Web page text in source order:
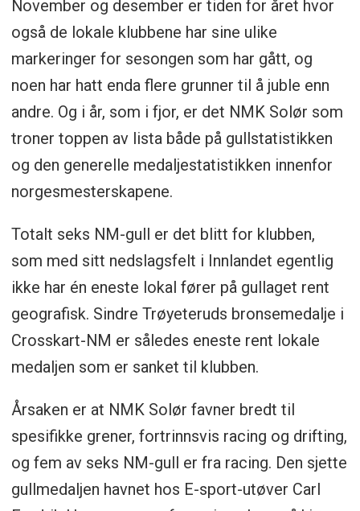
November og desember er tiden for året hvor
også de lokale klubbene har sine ulike
markeringer for sesongen som har gått, og
noen har hatt enda flere grunner til å juble enn
andre. Og i år, som i fjor, er det NMK Solør som
troner toppen av lista både på gullstatistikken
og den generelle medaljestatistikken innenfor
norgesmesterskapene.
Totalt seks NM-gull er det blitt for klubben,
som med sitt nedslagsfelt i Innlandet egentlig
ikke har én eneste lokal fører på gullaget rent
geografisk. Sindre Trøyeteruds bronsemedalje i
Crosskart-NM er således eneste rent lokale
medaljen som er sanket til klubben.
Årsaken er at NMK Solør favner bredt til
spesifikke grener, fortrinnsvis racing og drifting,
og fem av seks NM-gull er fra racing. Den sjette
gullmedaljen havnet hos E-sport-utøver Carl